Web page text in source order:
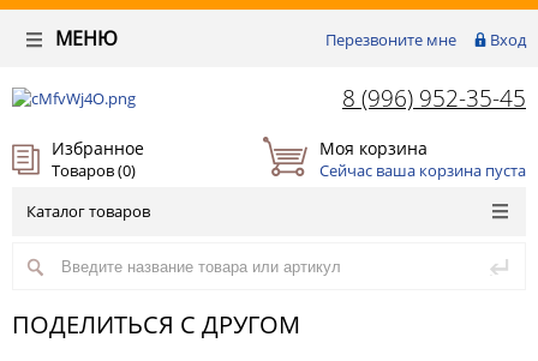
Перезвоните мне Вход
МЕНЮ
8 (996) 952-35-45
Избранное
Товаров (0)
Моя корзина
Сейчас ваша корзина пуста
Каталог товаров
ПОДЕЛИТЬСЯ С ДРУГОМ